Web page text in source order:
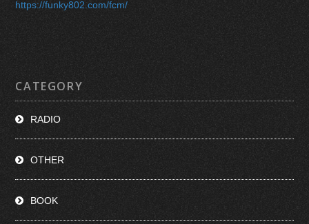
https://funky802.com/fcm/
CATEGORY
RADIO
OTHER
BOOK